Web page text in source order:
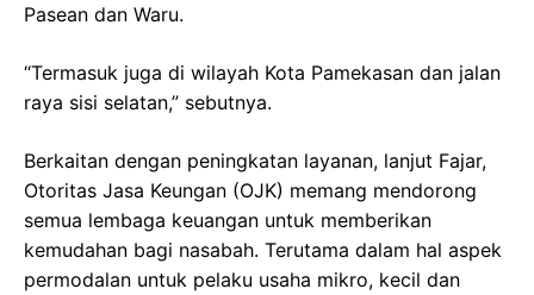
Pasean dan Waru.
“Termasuk juga di wilayah Kota Pamekasan dan jalan
raya sisi selatan,” sebutnya.
Berkaitan dengan peningkatan layanan, lanjut Fajar,
Otoritas Jasa Keungan (OJK) memang mendorong
semua lembaga keuangan untuk memberikan
kemudahan bagi nasabah. Terutama dalam hal aspek
permodalan untuk pelaku usaha mikro, kecil dan